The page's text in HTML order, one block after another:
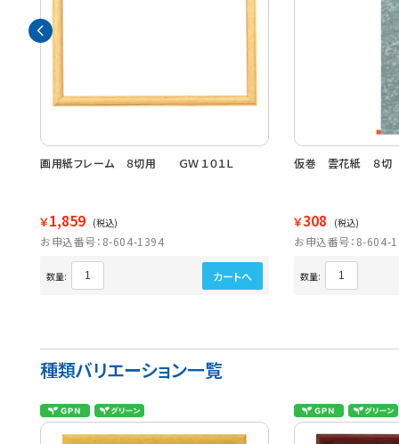
画用紙フレーム ８切用 ＧＷ１０１Ｌ
￥1,859 (税込)
お申込番号：8-604-1394
数量: カートへ
仮巻 雲花紙 ８切
￥308 (税込)
お申込番号：8-604-
数量:
種類バリエーション一覧